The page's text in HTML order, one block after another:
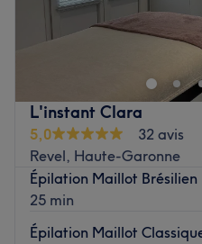
L'instant Clara
5,0
32 avis
Revel, Haute-Garonne
Épilation Maillot Brésilien
25 min
Épilation Maillot